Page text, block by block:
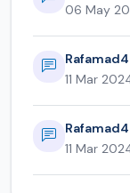
06 May
11 Mar
11 Mar